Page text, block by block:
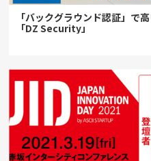
「バックグラウンド認証」で
「DZ Security」